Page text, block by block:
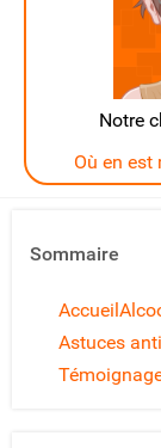
Notre
Où en
Sommaire
Accueil
Astuces